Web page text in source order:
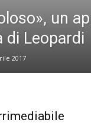
un
di Leopardi
2017